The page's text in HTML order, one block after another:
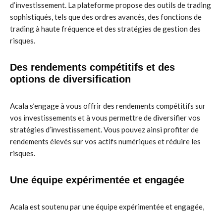
d’investissement. La plateforme propose des outils de trading
sophistiqués, tels que des ordres avancés, des fonctions de
trading à haute fréquence et des stratégies de gestion des
risques.
Des rendements compétitifs et des
options de diversification
Acala s’engage à vous offrir des rendements compétitifs sur
vos investissements et à vous permettre de diversifier vos
stratégies d’investissement. Vous pouvez ainsi profiter de
rendements élevés sur vos actifs numériques et réduire les
risques.
Une équipe expérimentée et engagée
Acala est soutenu par une équipe expérimentée et engagée,